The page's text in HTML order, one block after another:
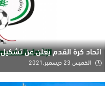
اتحاد كرة القدم يعلن عن تشكيل
الخميس 23 ديسمبر,2021